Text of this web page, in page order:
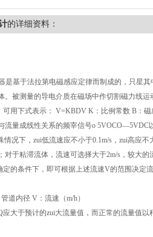
的详细资料：
是基于法拉第电磁感应定律而制成的，只星
。被测量的导电介质在磁场中作切割磁力线
可用下式表示： V=KBDV K：比例常数 B：
流量成线性关系的频宰信号o
情况下，zui低流速应不小于0.1m/s，zui高应
对于粘滞流体，流速可选择大于2m/s，较大
定的条件下，即可根据上述流速V的范围决定
道内径 V：流速（m/h）
大于预计的zui大流量值，而正常的流量值以